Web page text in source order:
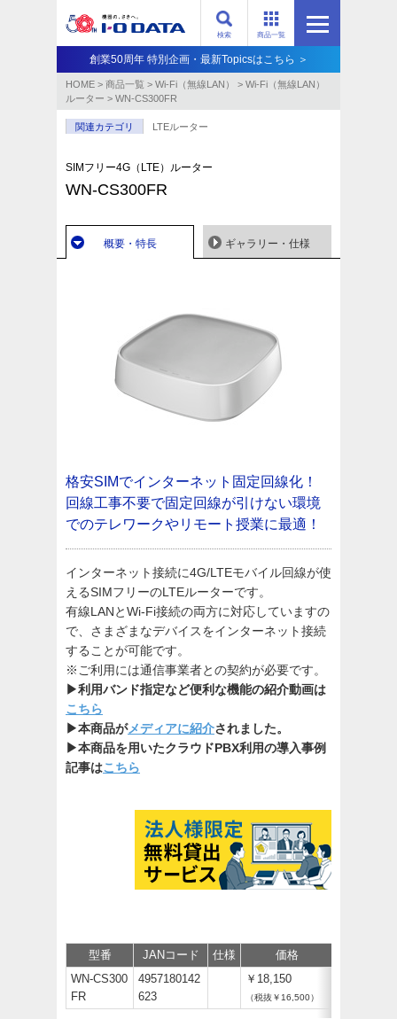
商品一覧
検索
創業50周年 特別企画・最新Topicsはこちら ＞
HOME > 商品一覧 > Wi-Fi（無線LAN） > Wi-Fi（無線LAN）
ルーター > WN-CS300FR
関連カテゴリ LTEルーター
SIMフリー4G（LTE）ルーター
WN-CS300FR
概要・特長 ギャラリー・仕様
格安SIMでインターネット固定回線化！
回線工事不要で固定回線が引けない環境
でのテレワークやリモート授業に最適！
インターネット接続に4G/LTEモバイル回線が使
えるSIMフリーのLTEルーターです。
有線LANとWi-Fi接続の両方に対応していますの
で、さまざまなデバイスをインターネット接続
することが可能です。
※ご利用には通信事業者との契約が必要です。
▶利用バンド指定など便利な機能の紹介動画は
こちら
▶本商品がメディアに紹介されました。
▶本商品を用いたクラウドPBX利用の導入事例
記事はこちら
型番 JANコード 仕様 価格
WN-CS300
FR
4957180142
623
￥18,150
（税抜￥16,500）